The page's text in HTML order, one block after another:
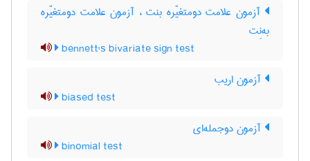
آزمون علامت دومتغیّره بنت ، آزمون علامت دومتغیّره
به‌نِت
bennett's bivariate sign test
آزمون اریب
biased test
آزمون دوجمله‌ای
binomial test